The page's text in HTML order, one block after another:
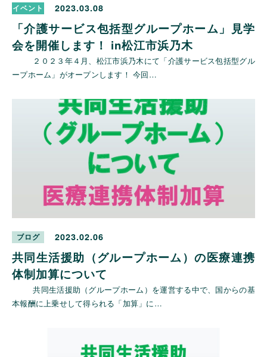
イベント 2023.03.08
「介護サービス包括型グループホーム」見学
会を開催します！ in松江市浜乃木
２０２３年４月、松江市浜乃木にて「介護サービス包括型グル
ープホーム」がオープンします！ 今回…
ブログ 2023.02.06
共同生活援助（グループホーム）の医療連携
体制加算について
共同生活援助（グループホーム）を運営する中で、国からの基
本報酬に上乗せして得られる「加算」に…